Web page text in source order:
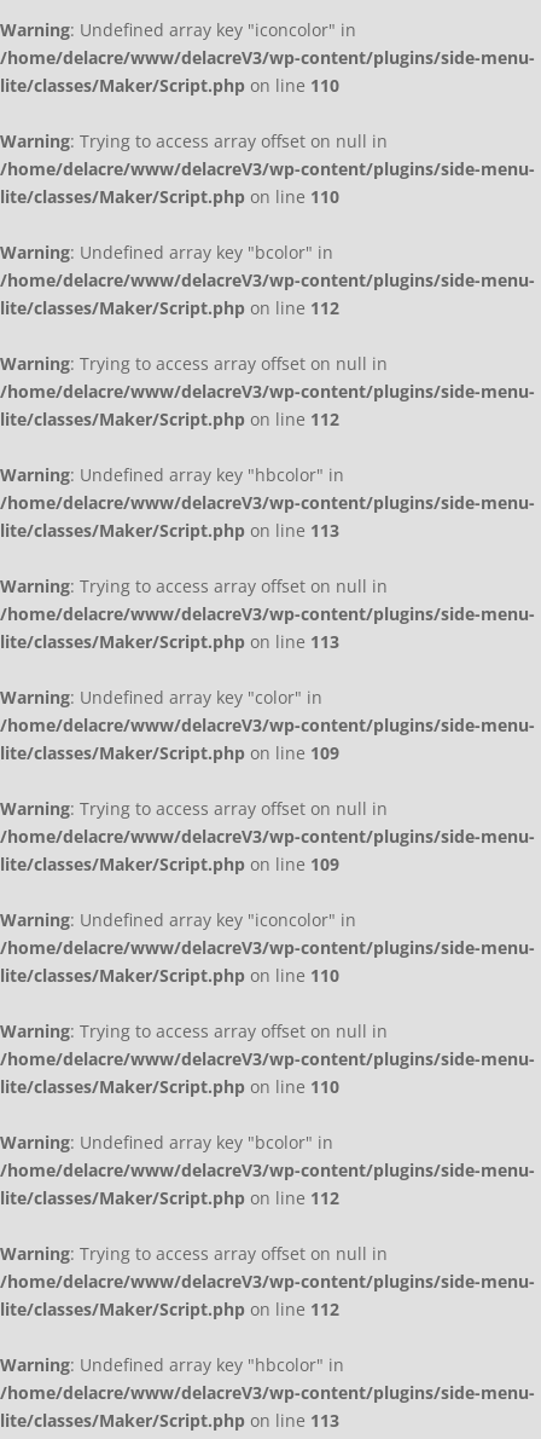
Warning: Undefined array key "iconcolor" in
/home/delacre/www/delacreV3/wp-content/plugins/side-menu-
lite/classes/Maker/Script.php on line 110
Warning: Trying to access array offset on null in
/home/delacre/www/delacreV3/wp-content/plugins/side-menu-
lite/classes/Maker/Script.php on line 110
Warning: Undefined array key "bcolor" in
/home/delacre/www/delacreV3/wp-content/plugins/side-menu-
lite/classes/Maker/Script.php on line 112
Warning: Trying to access array offset on null in
/home/delacre/www/delacreV3/wp-content/plugins/side-menu-
lite/classes/Maker/Script.php on line 112
Warning: Undefined array key "hbcolor" in
/home/delacre/www/delacreV3/wp-content/plugins/side-menu-
lite/classes/Maker/Script.php on line 113
Warning: Trying to access array offset on null in
/home/delacre/www/delacreV3/wp-content/plugins/side-menu-
lite/classes/Maker/Script.php on line 113
Warning: Undefined array key "color" in
/home/delacre/www/delacreV3/wp-content/plugins/side-menu-
lite/classes/Maker/Script.php on line 109
Warning: Trying to access array offset on null in
/home/delacre/www/delacreV3/wp-content/plugins/side-menu-
lite/classes/Maker/Script.php on line 109
Warning: Undefined array key "iconcolor" in
/home/delacre/www/delacreV3/wp-content/plugins/side-menu-
lite/classes/Maker/Script.php on line 110
Warning: Trying to access array offset on null in
/home/delacre/www/delacreV3/wp-content/plugins/side-menu-
lite/classes/Maker/Script.php on line 110
Warning: Undefined array key "bcolor" in
/home/delacre/www/delacreV3/wp-content/plugins/side-menu-
lite/classes/Maker/Script.php on line 112
Warning: Trying to access array offset on null in
/home/delacre/www/delacreV3/wp-content/plugins/side-menu-
lite/classes/Maker/Script.php on line 112
Warning: Undefined array key "hbcolor" in
/home/delacre/www/delacreV3/wp-content/plugins/side-menu-
lite/classes/Maker/Script.php on line 113